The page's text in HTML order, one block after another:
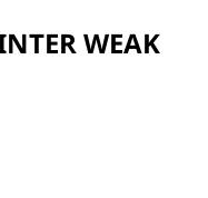
WEAK